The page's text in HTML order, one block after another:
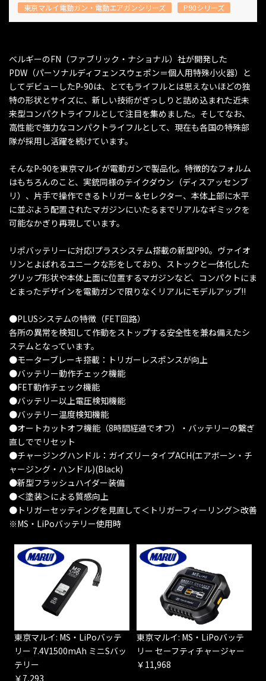
東京マルイ電動ガン・電動エアガンシリーズ
P90シリーズ
ベルギーのFN（ファブリック・ナショナル）社が開発した
PDW（パーソナルディフェンスウェポン＝個人用特殊小火器）と
してデビューしたP-90は、とてもライフルとは思えないほどの独
特の形状とサイズに、新しい技術がぎっしりと詰め込まれた近未
来型コンパクトライフルとして注目を集めました。そしてなお、
高性能で強力なコンパクトライフルとして、現在も各国の特殊部
隊が採用し活躍を続けています。
そんなP-90を東京マルイが電動ガンで製品化。特徴的なフォルム
はもちろんのこと、実銃同様のテイクダウン（ディスアッセンブ
リ）、片手で操作できるトリガー＆セレクター、本体上部に水平
に並ぶよう配置されたマガジンにいたるまでリアルなギミックを
可能なかぎり再現しています。
リポバッテリーに対応!プラスシステム搭載の新型P90。ヴァイオ
リンとよばれるユニークな形をしており、ストックと一体化した
グリップ形状や本体上面に位置するマガジンなど、コンパクトにま
とまったデザインを電動ガンで限りなくリアルにモデルアップ!!
●PLUSシステムの特徴（FET回路）
各所の異常を検知して作動をストップする安全性を兼ね備えたシ
ステムとなっています。
●モーターブレーキ搭載：トリガーレスポンスが向上
●バッテリー動作チェック機能
●FET動作チェック機能
●バッテリー以上電圧検知機能
●バッテリー温度検知機能
●オートカットオフ機能（8時間経過でオフ）・バッテリーの繋ぎ
直しででリセット
●チャージングハンドル：ガイズリータイプACH(エアボーン・チ
ャージング・ハンドル)(Black)
●新型フラッシュハイダー装備
●＜塗装＞による質感向上
●トリガーセッティングを見直して＜トリガーフィーリング＞改善
※MS・LiPoバッテリー使用時
東京マルイ: MS・LiPoバッテ
リー 7.4V1500mAh ミニSバッ
テリー
￥7,293
東京マルイ: MS・LiPoバッテ
リー セーフティチャージャー
￥11,968